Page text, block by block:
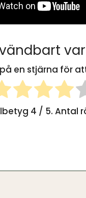
en stjärna för
4 / 5. Antal